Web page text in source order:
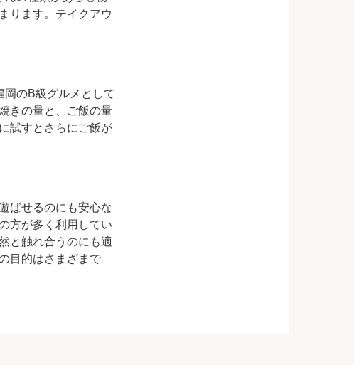
ります。テイクアウ
岡のB級グルメとして
きの量と、ご飯の量
試すとさらにご飯が
ばせるのにも安心な
方が多く利用してい
と触れ合うのにも適
目的はさまざまで